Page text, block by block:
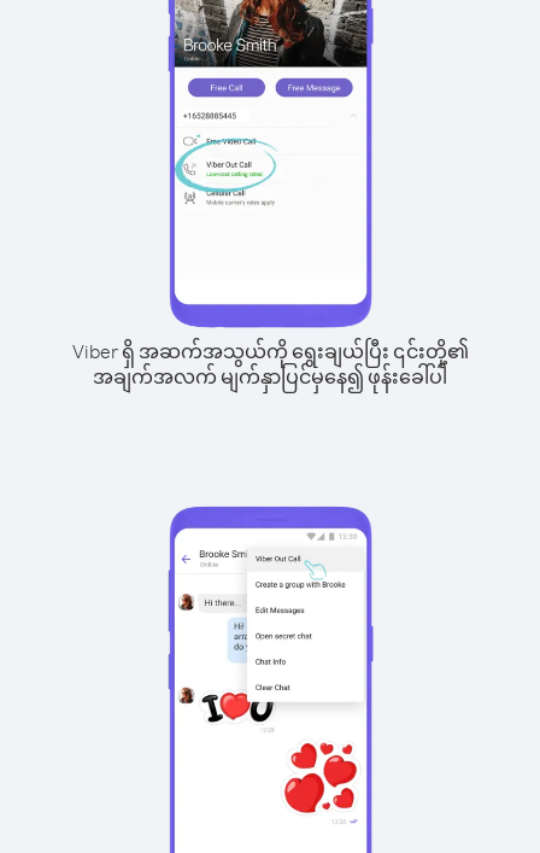
Viber ရှိ အဆက်အသွယ်ကို ရွေးချယ်ပြီး ၎င်းတို့၏
အချက်အလက် မျက်နှာပြင်မှနေ၍ ဖုန်းခေါ်ပါ